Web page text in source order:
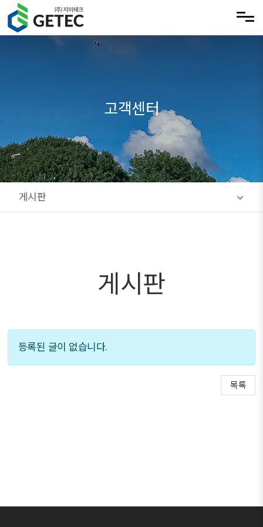
메뉴 건너뛰기
고객센터
게시판
게시판
등록된 글이 없습니다.
목록